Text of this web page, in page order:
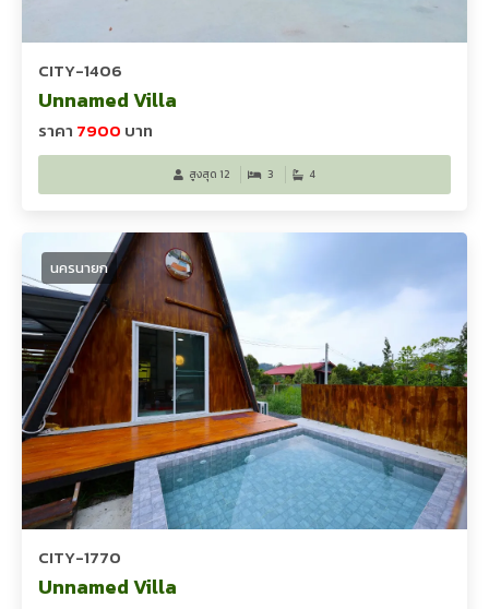
CITY-1406
Unnamed Villa
ราคา 7900 บาท
สูงสุด 12 3 4
นครนายก
CITY-1770
Unnamed Villa